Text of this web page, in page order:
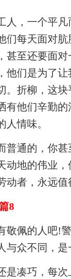
，一个平凡
们每天面对
甚至还要面
他们是为了
。折柳，这
有他们辛勤
人情味。
通的，你甚
动地的伟业
动者，永远值
8
佩的人吧!警
众不同，是
凑巧，每次